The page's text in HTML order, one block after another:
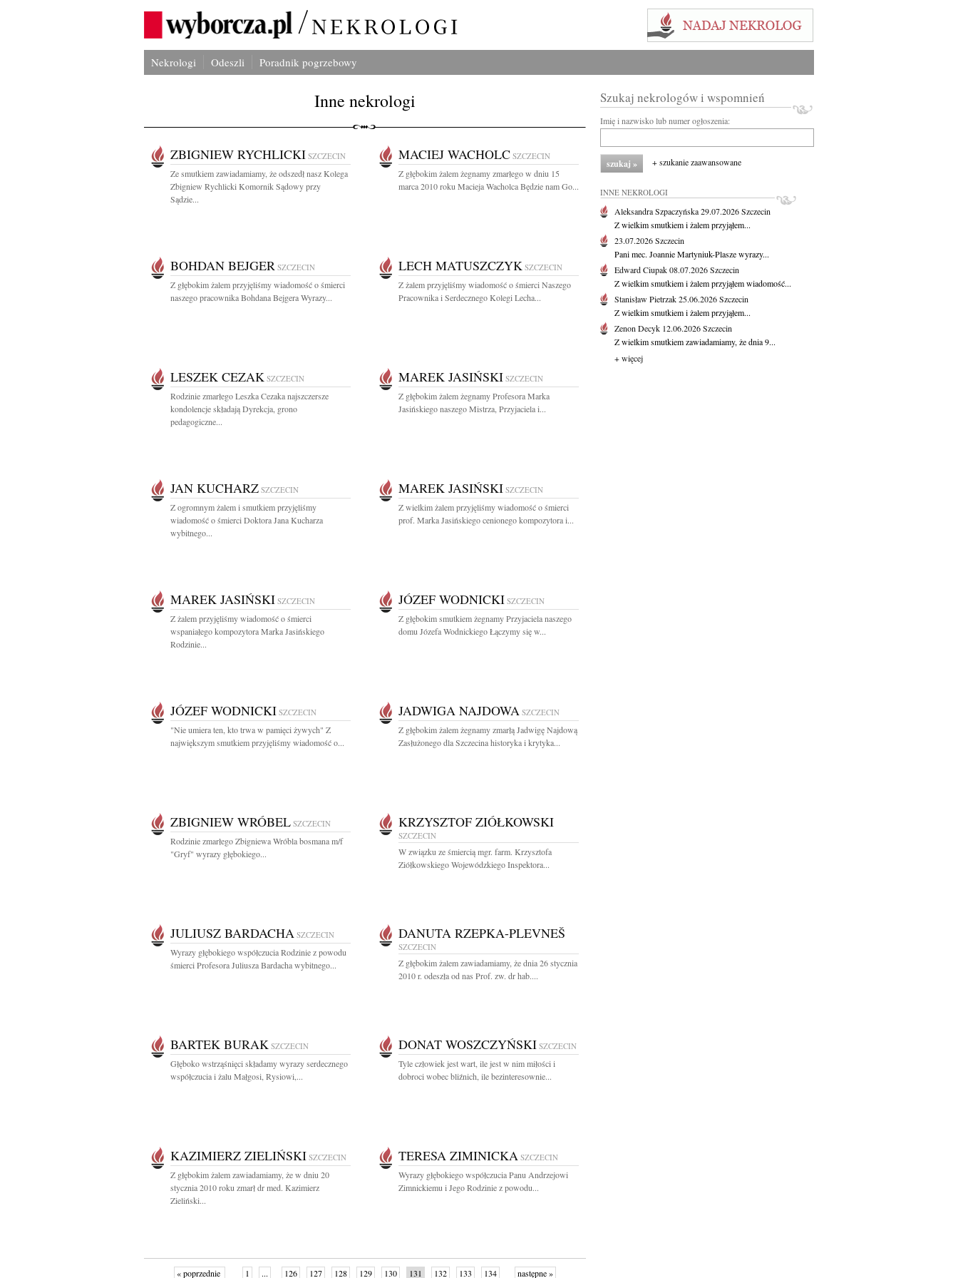
Nekrologi Odeszli Poradnik pogrzebowy
Inne nekrologi
ZBIGNIEW RYCHLICKI SZCZECIN
Ze smutkiem zawiadamiamy, że odszedł nasz Kolega
Zbigniew Rychlicki Komornik Sądowy przy
Sądzie...
MACIEJ WACHOLC SZCZECIN
Z głębokim żalem żegnamy zmarłego w dniu 15
marca 2010 roku Macieja Wacholca Będzie nam Go...
BOHDAN BEJGER SZCZECIN
Z głębokim żalem przyjęliśmy wiadomość o śmierci
naszego pracownika Bohdana Bejgera Wyrazy...
LECH MATUSZCZYK SZCZECIN
Z żalem przyjęliśmy wiadomość o śmierci Naszego
Pracownika i Serdecznego Kolegi Lecha...
LESZEK CEZAK SZCZECIN
Rodzinie zmarłego Leszka Cezaka najszczersze
kondolencje składają Dyrekcja, grono
pedagogiczne...
MAREK JASIŃSKI SZCZECIN
Z głębokim żalem żegnamy Profesora Marka
Jasińskiego naszego Mistrza, Przyjaciela i...
JAN KUCHARZ SZCZECIN
Z ogromnym żalem i smutkiem przyjęliśmy
wiadomość o śmierci Doktora Jana Kucharza
wybitnego...
MAREK JASIŃSKI SZCZECIN
Z wielkim żalem przyjęliśmy wiadomość o śmierci
prof. Marka Jasińskiego cenionego kompozytora i...
MAREK JASIŃSKI SZCZECIN
Z żalem przyjęliśmy wiadomość o śmierci
wspaniałego kompozytora Marka Jasińskiego
Rodzinie...
JÓZEF WODNICKI SZCZECIN
Z głębokim smutkiem żegnamy Przyjaciela naszego
domu Józefa Wodnickiego Łączymy się w...
JÓZEF WODNICKI SZCZECIN
"Nie umiera ten, kto trwa w pamięci żywych" Z
największym smutkiem przyjęliśmy wiadomość o...
JADWIGA NAJDOWA SZCZECIN
Z głębokim żalem żegnamy zmarłą Jadwigę Najdową
Zasłużonego dla Szczecina historyka i krytyka...
ZBIGNIEW WRÓBEL SZCZECIN
Rodzinie zmarłego Zbigniewa Wróbla bosmana m/f
"Gryf" wyrazy głębokiego...
KRZYSZTOF ZIÓŁKOWSKI
SZCZECIN
W związku ze śmiercią mgr. farm. Krzysztofa
Ziółkowskiego Wojewódzkiego Inspektora...
JULIUSZ BARDACHA SZCZECIN
Wyrazy głębokiego współczucia Rodzinie z powodu
śmierci Profesora Juliusza Bardacha wybitnego...
DANUTA RZEPKA-PLEVNEŠ
SZCZECIN
Z głębokim żalem zawiadamiamy, że dnia 26 stycznia
2010 r. odeszła od nas Prof. zw. dr hab....
BARTEK BURAK SZCZECIN
Głęboko wstrząśnięci składamy wyrazy serdecznego
współczucia i żalu Małgosi, Rysiowi,...
DONAT WOSZCZYŃSKI SZCZECIN
Tyle człowiek jest wart, ile jest w nim miłości i
dobroci wobec bliźnich, ile bezinteresownie...
KAZIMIERZ ZIELIŃSKI SZCZECIN
Z głębokim żalem zawiadamiamy, że w dniu 20
stycznia 2010 roku zmarł dr med. Kazimierz
Zieliński...
TERESA ZIMINICKA SZCZECIN
Wyrazy głębokiego współczucia Panu Andrzejowi
Zimnickiemu i Jego Rodzinie z powodu...
« poprzednie 1 ... 126 127 128 129 130 131 132 133 134 następne »
Szukaj nekrologów i wspomnień
Imię i nazwisko lub numer ogłoszenia:
+ szukanie zaawansowane
INNE NEKROLOGI
Aleksandra Szpaczyńska29.07.2026Szczecin
Z wielkim smutkiem i żalem przyjąłem...
23.07.2026Szczecin
Pani mec. Joannie Martyniuk-Plasze wyrazy...
Edward Ciupak08.07.2026Szczecin
Z wielkim smutkiem i żalem przyjąłem wiadomość...
Stanisław Pietrzak25.06.2026Szczecin
Z wielkim smutkiem i żalem przyjąłem...
Zenon Decyk 12.06.2026Szczecin
Z wielkim smutkiem zawiadamiamy, że dnia 9...
+ więcej